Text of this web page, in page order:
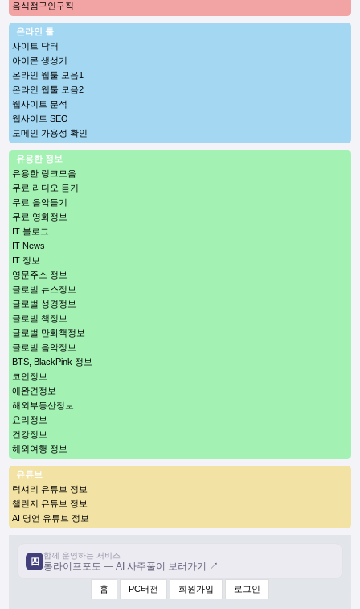
음식점구인구직
온라인 툴
사이트 닥터
아이콘 생성기
온라인 웹툴 모음1
온라인 웹툴 모음2
웹사이트 분석
웹사이트 SEO
도메인 가용성 확인
유용한 정보
유용한 링크모음
무료 라디오 듣기
무료 음악듣기
무료 영화정보
IT 블로그
IT News
IT 정보
영문주소 정보
글로벌 뉴스정보
글로벌 성경정보
글로벌 책정보
글로벌 만화책정보
글로벌 음악정보
BTS, BlackPink 정보
코인정보
애완견정보
해외부동산정보
요리정보
건강정보
해외여행 정보
유튜브
럭셔리 유튜브 정보
챌린지 유튜브 정보
AI 명언 유튜브 정보
四
함께 운영하는 서비스
롱라이프포토 — AI 사주풀이 보러가기 ↗
홈 PC버전 회원가입 로그인